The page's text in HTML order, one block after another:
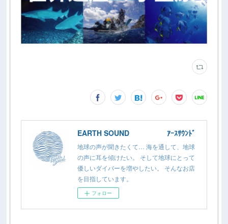
EARTH SOUND ｱｰｽｻｳﾝﾄﾞ
地球の声が聞きたくて… 海を通して、地球
の声に耳を傾けたい。 そして地球にとって
優しいダイバーを増やしたい。 そんなお店
を目指しています。
フォロー